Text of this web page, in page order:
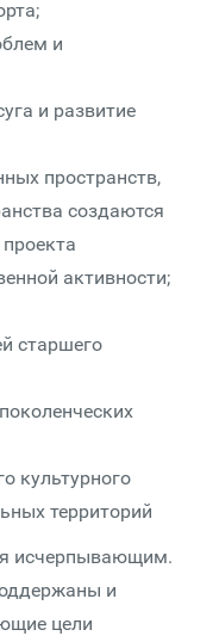
и
и развитие
пространств,
создаются
активности;
старшего
культурного
территорий
исчерпывающим.
и
цели